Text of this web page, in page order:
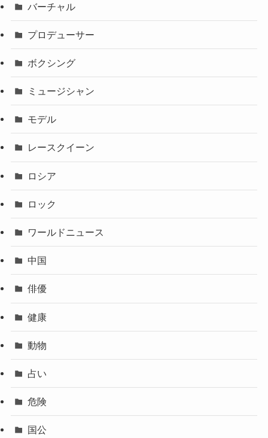
バーチャル
プロデューサー
ボクシング
ミュージシャン
モデル
レースクイーン
ロシア
ロック
ワールドニュース
中国
俳優
健康
動物
占い
危険
国公